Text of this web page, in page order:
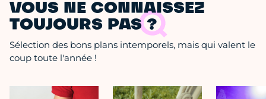
VOUS NE CONNAISSEZ
TOUJOURS PAS ?
Sélection des bons plans intemporels, mais qui valent le
coup toute l'année !